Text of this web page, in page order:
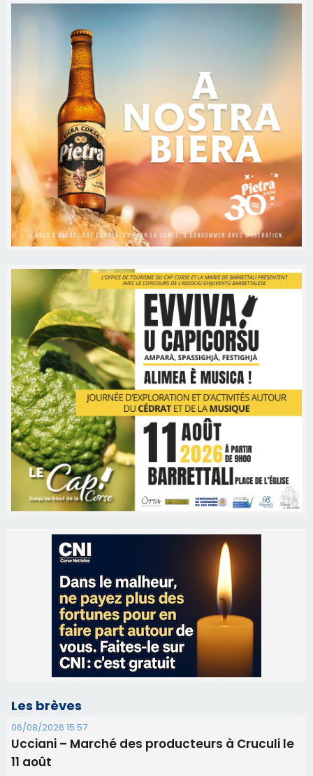
Les brèves
06/08/2026 15:57
Ucciani – Marché des producteurs à Cruculi le
06/08/2026 15:25
Corte – L’association A Nuciola organise une
06/08/2026 15:04
Alata - Soirée Tango Argentin au stade de San
Benedetto